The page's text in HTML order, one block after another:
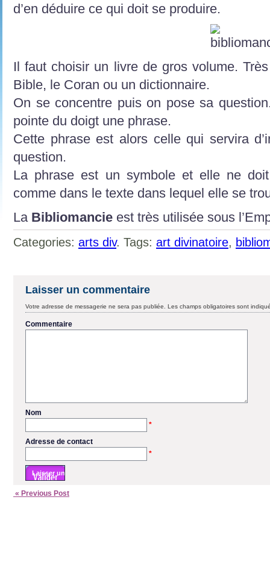
d’en déduire ce qui doit se produire.
Il faut choisir un livre de gros volume.
Bible, le Coran ou un dictionnaire.
On se concentre puis on pose sa
pointe du doigt une phrase.
Cette phrase est alors celle qui servira
question.
La phrase est un symbole et elle ne
comme dans le texte dans lequel elle se
La Bibliomancie est très utilisée sous
Categories: arts div. Tags: art divinatoire,
Laisser un commentaire
Votre adresse de messagerie ne sera pas publiée. Les champs obligatoires sont
Commentaire
Nom
*
Adresse de contact
*
« Previous Post